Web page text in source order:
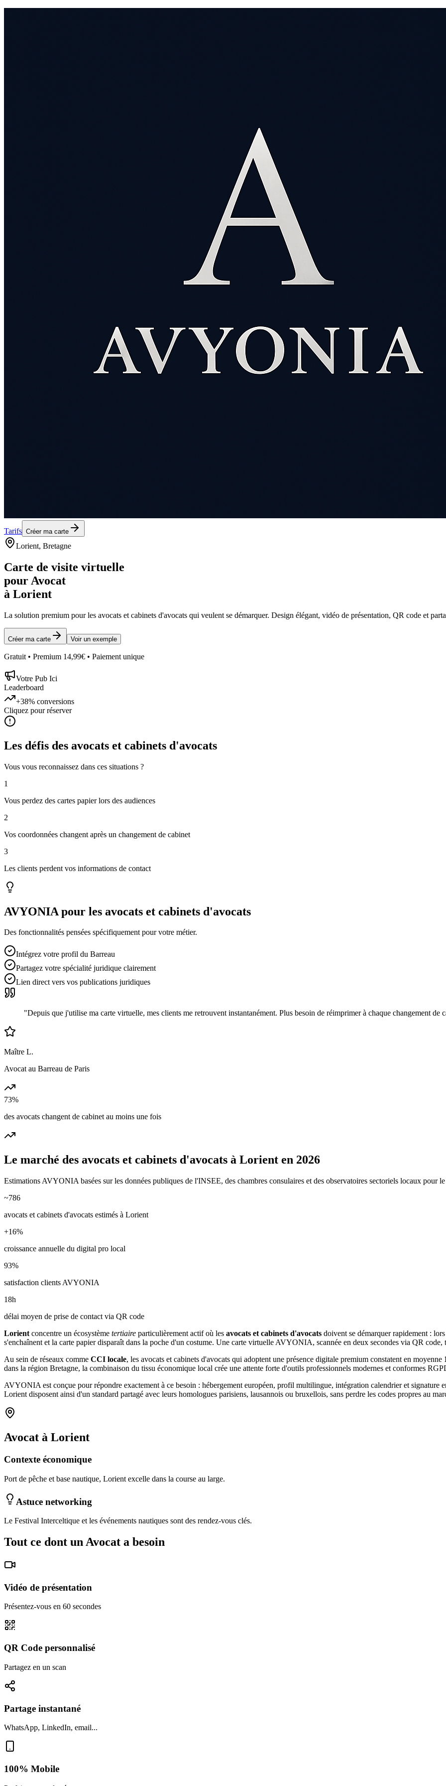
Tarifs Créer ma carte
Lorient, Bretagne
Carte de visite virtuelle
pour Avocat
à Lorient
La solution premium pour les avocats et cabinets d'avocats qui veulent se démarquer. Design élégant, vidéo de présentation, QR code et
Créer ma carte Voir un exemple
Gratuit • Premium 14,99€ • Paiement unique
Votre Pub Ici
Leaderboard
+38% conversions
Cliquez pour réserver
Les défis des avocats et cabinets d'avocats
Vous vous reconnaissez dans ces situations ?
1
Vous perdez des cartes papier lors des audiences
2
Vos coordonnées changent après un changement de cabinet
3
Les clients perdent vos informations de contact
AVYONIA pour les avocats et cabinets d'avocats
Des fonctionnalités pensées spécifiquement pour votre métier.
Intégrez votre profil du Barreau
Partagez votre spécialité juridique clairement
Lien direct vers vos publications juridiques
"Depuis que j'utilise ma carte virtuelle, mes clients me retrouvent instantanément. Plus besoin de réimprimer à chaque changement de
Maître L.
Avocat au Barreau de Paris
73%
des avocats changent de cabinet au moins une fois
Le marché des avocats et cabinets d'avocats à Lorient en 2026
Estimations AVYONIA basées sur les données publiques de l'INSEE, des chambres consulaires et des observatoires sectoriels locaux pour
~786
avocats et cabinets d'avocats estimés à Lorient
+16%
croissance annuelle du digital pro local
93%
satisfaction clients AVYONIA
18h
délai moyen de prise de contact via QR code
Lorient concentre un écosystème tertiaire particulièrement actif où les avocats et cabinets d'avocats doivent se démarquer rapidement :
s'enchaînent et la carte papier disparaît dans la poche d'un costume. Une carte virtuelle AVYONIA, scannée en deux secondes via QR
Au sein de réseaux comme CCI locale, les avocats et cabinets d'avocats qui adoptent une présence digitale premium constatent en moyenne
dans la région Bretagne, la combinaison du tissu économique local crée une attente forte d'outils professionnels modernes et conformes
AVYONIA est conçue pour répondre exactement à ce besoin : hébergement européen, profil multilingue, intégration calendrier et signature
Lorient disposent ainsi d'un standard partagé avec leurs homologues parisiens, lausannois ou bruxellois, sans perdre les codes propres au
Avocat à Lorient
Contexte économique
Port de pêche et base nautique, Lorient excelle dans la course au large.
Astuce networking
Le Festival Interceltique et les événements nautiques sont des rendez-vous clés.
Tout ce dont un Avocat a besoin
Vidéo de présentation
Présentez-vous en 60 secondes
QR Code personnalisé
Partagez en un scan
Partage instantané
WhatsApp, LinkedIn, email...
100% Mobile